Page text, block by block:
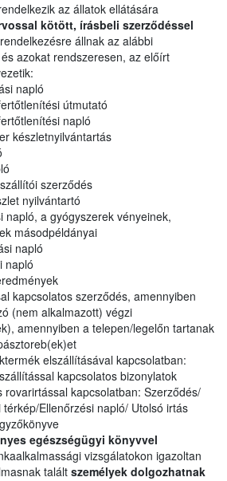
az állatok ellátására
kötött, írásbeli szerződéssel
állnak az alábbi
azokat rendszeresen, az előírt
napló
útmutató
napló
készletnyilvántartás
szerződés
nyilvántartó
napló, a gyógyszerek vényeinek,
másodpéldányai
napló
napló
kapcsolatos szerződés, amennyiben
(nem alkalmazott) végzi
amennyiben a telepen/legelőn tartanak
elszállításával kapcsolatban:
kapcsolatos bizonylatok
rovarirtással kapcsolatban: Szerződés/
térkép/Ellenőrzési napló/ Utolsó irtás
egészségügyi könyvvel
vizsgálatokon igazoltan
talált személyek dolgozhatnak